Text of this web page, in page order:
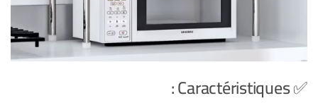
✅ Caractéristiques :